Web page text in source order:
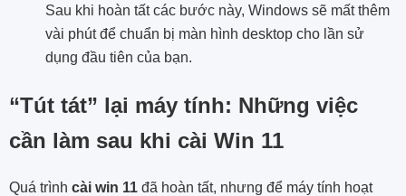
Sau khi hoàn tất các bước này, Windows sẽ mất thêm
vài phút để chuẩn bị màn hình desktop cho lần sử
dụng đầu tiên của bạn.
“Tút tát” lại máy tính: Những việc
cần làm sau khi cài Win 11
Quá trình cài win 11 đã hoàn tất, nhưng để máy tính hoạt